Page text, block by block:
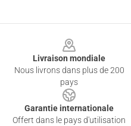
Livraison mondiale
Nous livrons dans plus de 200
pays
Garantie internationale
Offert dans le pays d'utilisation